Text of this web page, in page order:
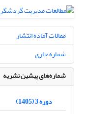
مقالات آماده انتشار
شماره جاری
شماره‌های پیشین نشریه
دوره 3 (1405)